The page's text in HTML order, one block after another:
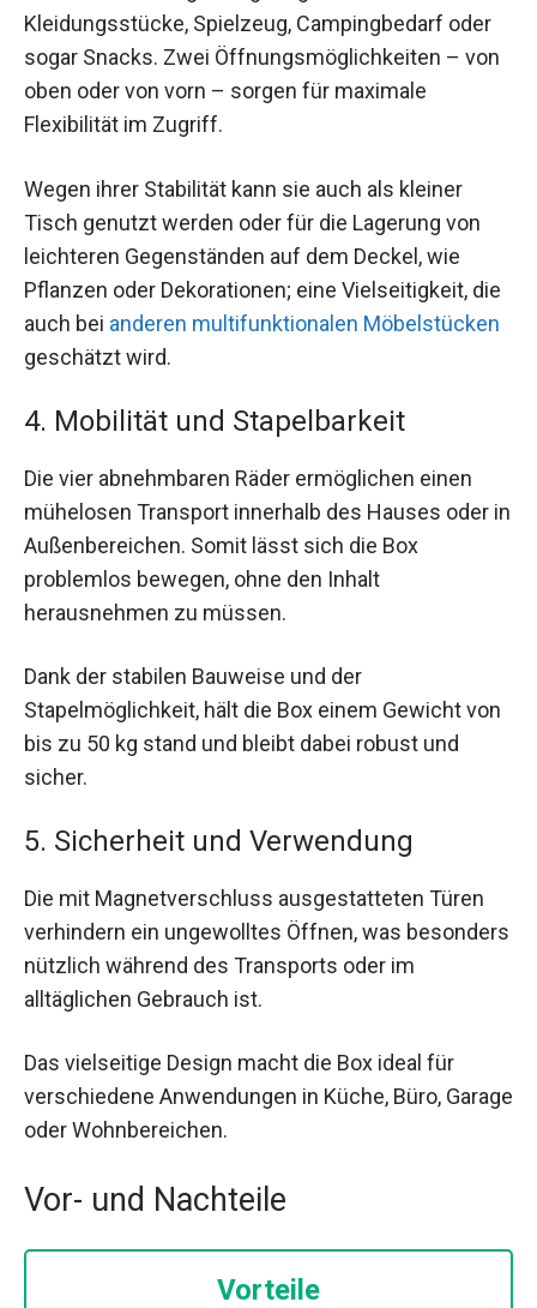
Kleidungsstücke, Spielzeug, Campingbedarf oder
sogar Snacks. Zwei Öffnungsmöglichkeiten – von
oben oder von vorn – sorgen für maximale
Flexibilität im Zugriff.
Wegen ihrer Stabilität kann sie auch als kleiner
Tisch genutzt werden oder für die Lagerung von
leichteren Gegenständen auf dem Deckel, wie
Pflanzen oder Dekorationen; eine Vielseitigkeit, die
auch bei anderen multifunktionalen Möbelstücken
geschätzt wird.
4. Mobilität und Stapelbarkeit
Die vier abnehmbaren Räder ermöglichen einen
mühelosen Transport innerhalb des Hauses oder in
Außenbereichen. Somit lässt sich die Box
problemlos bewegen, ohne den Inhalt
herausnehmen zu müssen.
Dank der stabilen Bauweise und der
Stapelmöglichkeit, hält die Box einem Gewicht von
bis zu 50 kg stand und bleibt dabei robust und
sicher.
5. Sicherheit und Verwendung
Die mit Magnetverschluss ausgestatteten Türen
verhindern ein ungewolltes Öffnen, was besonders
nützlich während des Transports oder im
alltäglichen Gebrauch ist.
Das vielseitige Design macht die Box ideal für
verschiedene Anwendungen in Küche, Büro, Garage
oder Wohnbereichen.
Vor- und Nachteile
Vorteile